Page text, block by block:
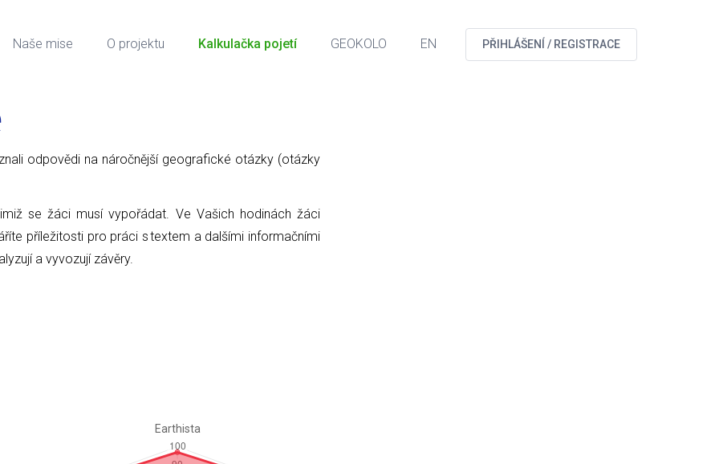
Naše mise O projektu Kalkulačka pojetí GEOKOLO EN PŘIHLÁŠENÍ / REGISTRACE
odpovědi na náročnější geografické otázky (otázky
se žáci musí vypořádat. Ve Vašich hodinách žáci
příležitosti pro práci s textem a dalšími informačními
a vyvozují závěry.